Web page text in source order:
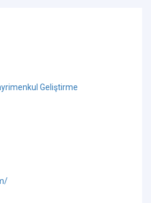
Geliştirme